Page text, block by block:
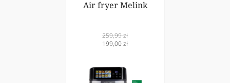
Air fryer Melink
Cena
normalna
259,99 zł
Cena
199,00 zł